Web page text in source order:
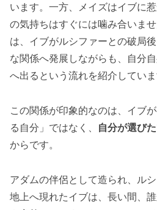
います。一方、メイズはイブに
の気持ちはすぐには噛み合いま
は、イブがルシファーとの破局
な関係へ発展しながらも、自分
へ出るという流れを紹介していま
この関係が印象的なのは、イブ
る自分」ではなく、 自分が選び
からです。
アダムの伴侶として造られ、ル
地上へ現れたイブは、長い間、